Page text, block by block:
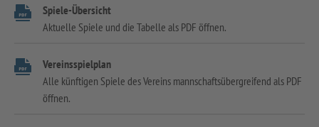
Spiele-Übersicht
Aktuelle Spiele und die Tabelle als PDF öffnen.
Vereinsspielplan
Alle künftigen Spiele des Vereins mannschaftsübergreifend als PDF
öffnen.